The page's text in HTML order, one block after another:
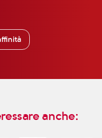
anche: